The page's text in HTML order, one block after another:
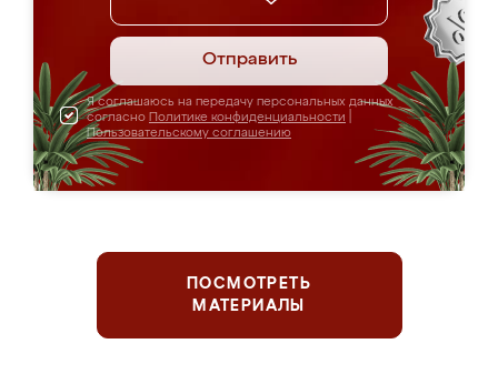
Отправить
Я соглашаюсь на передачу персональных данных
согласно Политике конфиденциальности
Пользовательскому соглашению
ПОСМОТРЕТЬ
МАТЕРИАЛЫ